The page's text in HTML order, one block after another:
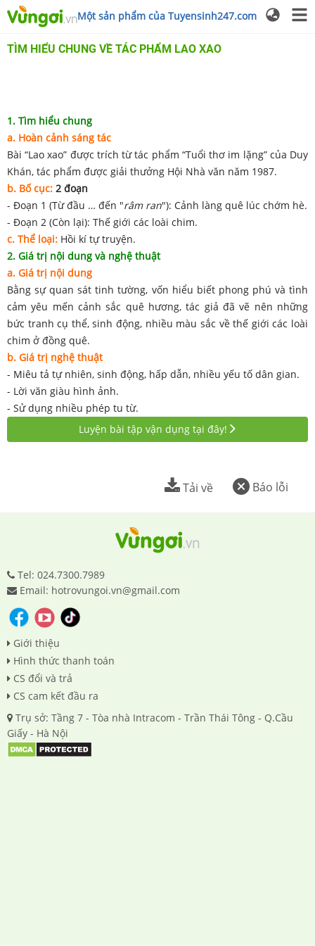
Một sản phẩm của Tuyensinh247.com
TÌM HIỂU CHUNG VỀ TÁC PHẨM LAO XAO
1. Tìm hiểu chung
a. Hoàn cảnh sáng tác
Bài “Lao xao” được trích từ tác phẩm “Tuổi thơ im lặng” của Duy
Khán, tác phẩm được giải thưởng Hội Nhà văn năm 1987.
b. Bố cục: 2 đoạn
- Đoạn 1 (Từ đầu … đến "râm ran"): Cảnh làng quê lúc chớm hè.
- Đoạn 2 (Còn lại): Thế giới các loài chim.
c. Thể loại: Hồi kí tự truyện.
2. Giá trị nội dung và nghệ thuật
a. Giá trị nội dung
Bằng sự quan sát tinh tường, vốn hiểu biết phong phú và tình
cảm yêu mến cảnh sắc quê hương, tác giả đã vẽ nên những
bức tranh cụ thể, sinh động, nhiều màu sắc về thế giới các loài
chim ở đồng quê.
b. Giá trị nghệ thuật
- Miêu tả tự nhiên, sinh động, hấp dẫn, nhiều yếu tố dân gian.
- Lời văn giàu hình ảnh.
- Sử dụng nhiều phép tu từ.
Luyện bài tập vận dụng tại đây!
Báo lỗi
Tải về
Tel: 024.7300.7989
Email: hotrovungoi.vn@gmail.com
Giới thiệu
Hình thức thanh toán
CS đổi và trả
CS cam kết đầu ra
Trụ sở: Tầng 7 - Tòa nhà Intracom - Trần Thái Tông - Q.Cầu
Giấy - Hà Nội